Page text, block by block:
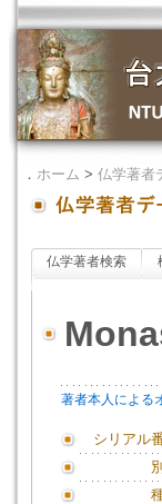
． ホーム > 仏学著者
仏学著者検索
著者本人による
シリアル